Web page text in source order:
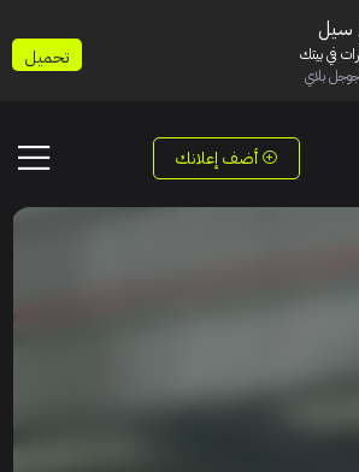
أضف إعلانك
سيل
في بيتك
بلاي
تحميل